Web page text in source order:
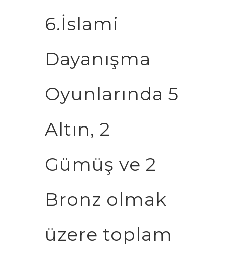
6.İslami
Dayanışma
Oyunlarında 5
Altın, 2
Gümüş ve 2
Bronz olmak
üzere toplam